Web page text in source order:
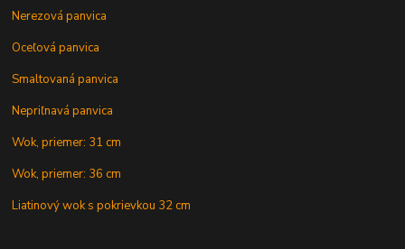
Nerezová panvica
Oceľová panvica
Smaltovaná panvica
Nepriľnavá panvica
Wok, priemer: 31 cm
Wok, priemer: 36 cm
Liatinový wok s pokrievkou 32 cm